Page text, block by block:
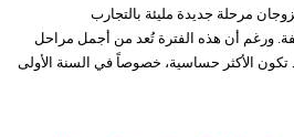
مرحلة جديدة مليئة بالتجارب
ورغم أن هذه الفترة تُعد من أجمل مراحل
تكون الأكثر حساسية، خصوصاً في السنة الأولى